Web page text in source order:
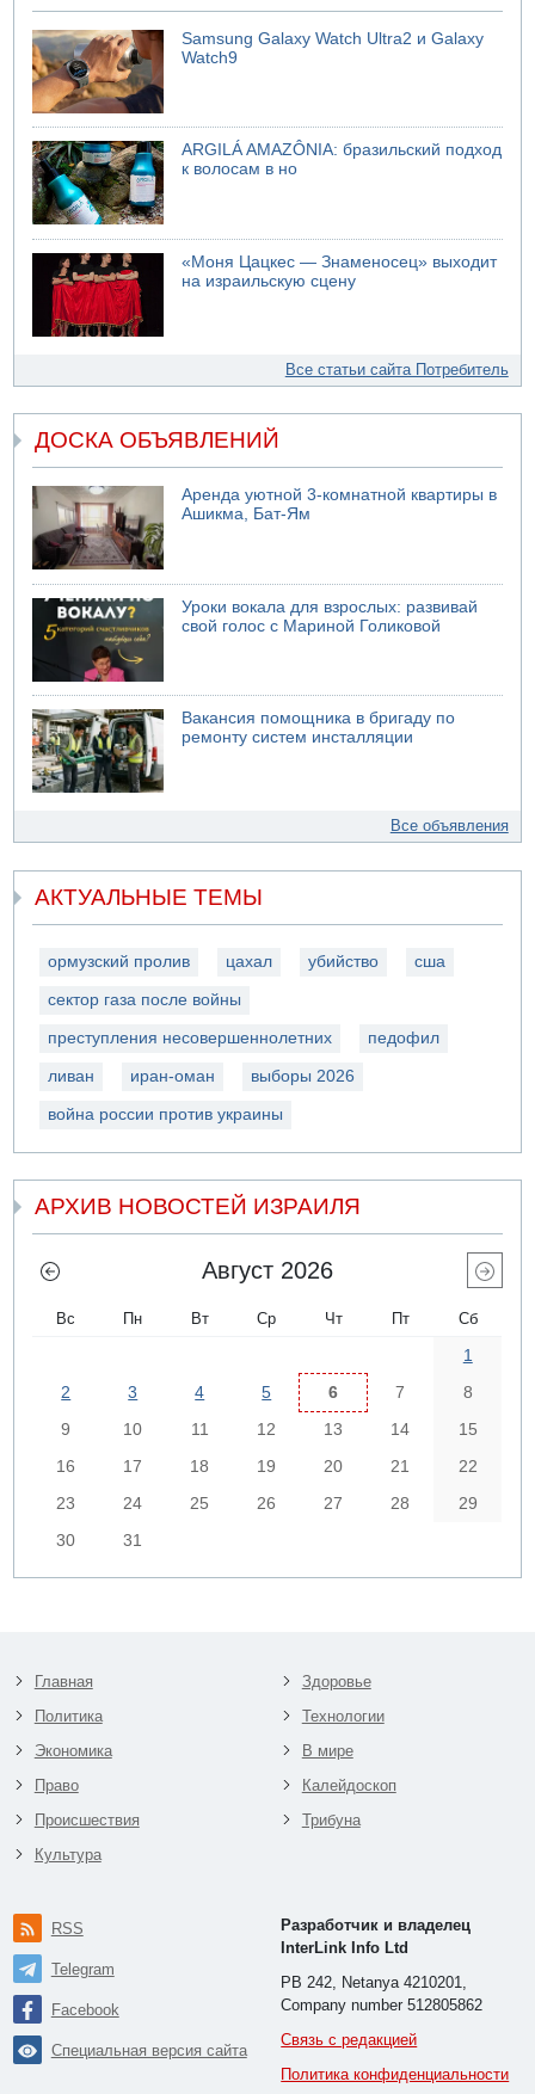
Samsung Galaxy Watch Ultra2 и Galaxy
Watch9
ARGILÁ AMAZÔNIA: бразильский подход
к волосам в но
«Моня Цацкес — Знаменосец» выходит
на израильскую сцену
Все статьи сайта Потребитель
ДОСКА ОБЪЯВЛЕНИЙ
Аренда уютной 3-комнатной квартиры в
Ашикма, Бат-Ям
Уроки вокала для взрослых: развивай
свой голос с Мариной Голиковой
Вакансия помощника в бригаду по
ремонту систем инсталляции
Все объявления
АКТУАЛЬНЫЕ ТЕМЫ
ормузский пролив цахал убийство сша
сектор газа после войны
преступления несовершеннолетних педофил
ливан иран-оман выборы 2026
война россии против украины
АРХИВ НОВОСТЕЙ ИЗРАИЛЯ
Август 2026
Вс Пн Вт Ср Чт Пт Сб
1
2
3 4 5 6 7
8
9
10 11 12 13 14
15
16
17 18 19 20 21
22
23
24 25 26 27 28
29
30
31
Главная
Политика
Экономика
Право
Происшествия
Культура
Здоровье
Технологии
В мире
Калейдоскоп
Трибуна
RSS
Telegram
Facebook
Специальная версия сайта
Разработчик и владелец
InterLink Info Ltd
PB 242, Netanya 4210201,
Company number 512805862
Связь с редакцией
Политика конфиденциальности